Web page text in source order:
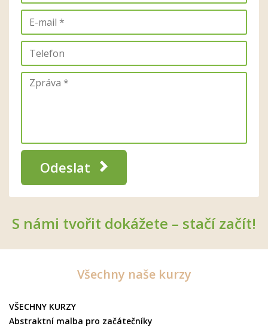
Odeslat
S námi tvořit dokážete – stačí začít!
Všechny naše kurzy
VŠECHNY KURZY
Abstraktní malba pro začátečníky